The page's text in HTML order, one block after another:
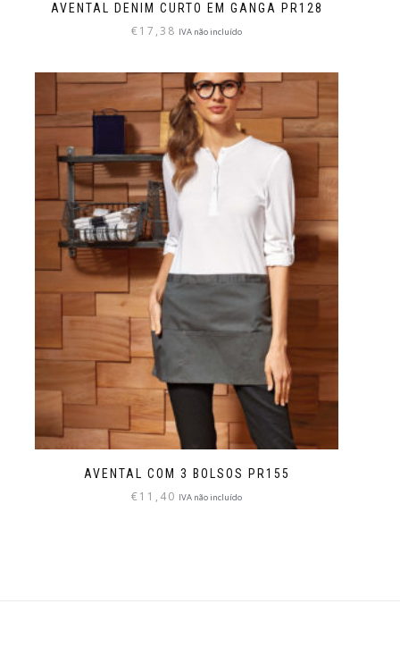
AVENTAL DENIM CURTO EM GANGA PR128
€17,38 IVA não incluído
AVENTAL COM 3 BOLSOS PR155
€11,40 IVA não incluído